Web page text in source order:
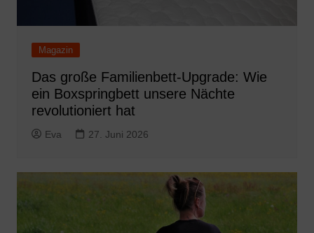
Magazin
Das große Familienbett-Upgrade: Wie
ein Boxspringbett unsere Nächte
revolutioniert hat
Eva 27. Juni 2026